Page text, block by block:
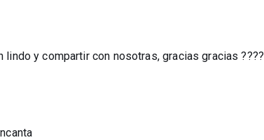
y compartir con nosotras, gracias gracias ????